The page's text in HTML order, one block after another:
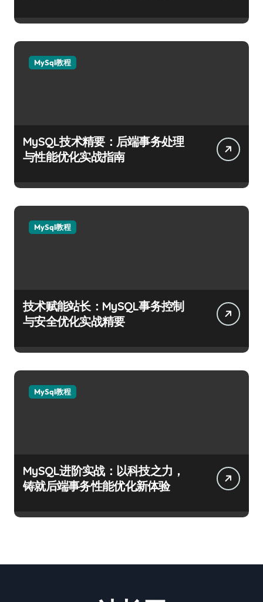
MySql教程
MySQL技术精要：后端事务处理
与性能优化实战指南
MySql教程
技术赋能站长：MySQL事务控制
与安全优化实战精要
MySql教程
MySQL进阶实战：以科技之力，
铸就后端事务性能优化新体验